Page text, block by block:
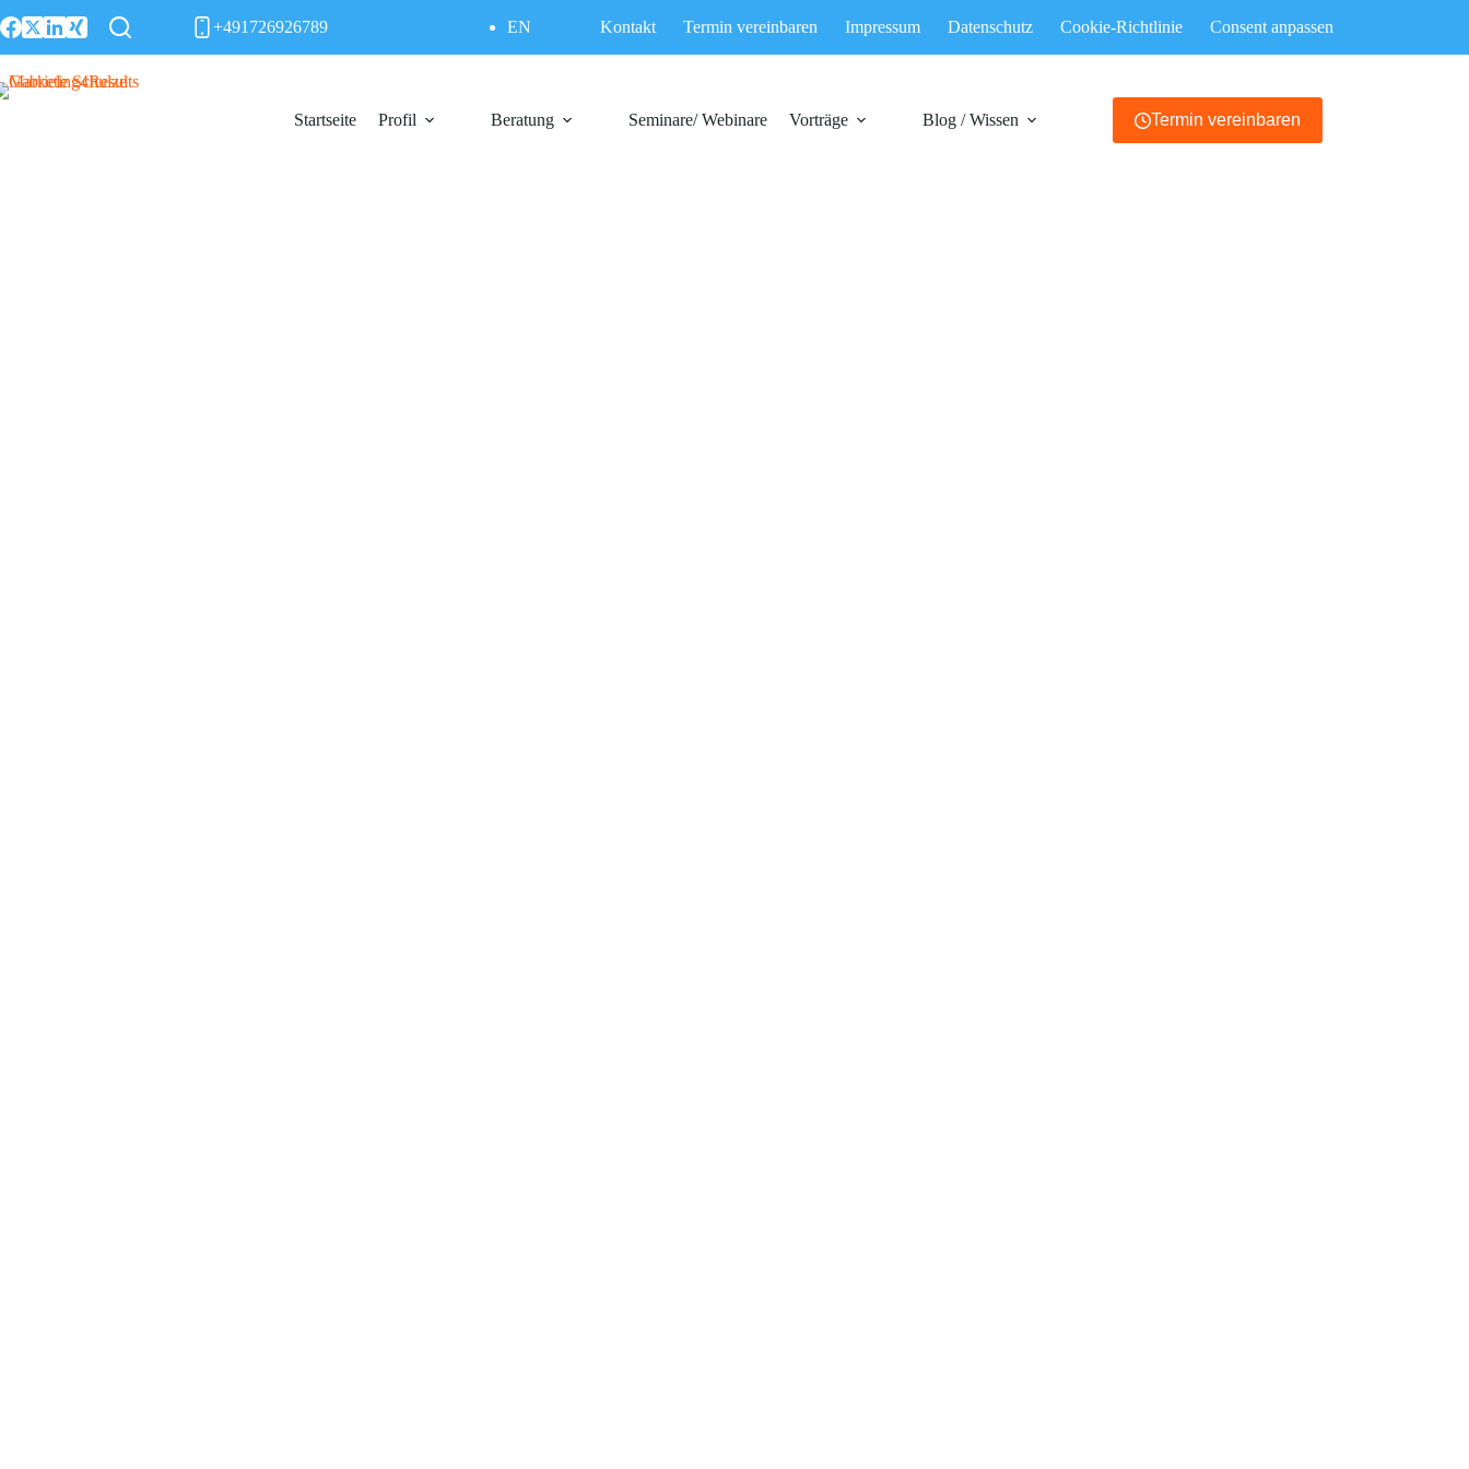
Inhalt
+491726926789 EN Kontakt Termin vereinbaren Impressum Datenschutz Cookie-Richtlinie Consent anpassen
Startseite Profil Beratung Seminare/ Webinare Vorträge Blog / Wissen Termin vereinbaren